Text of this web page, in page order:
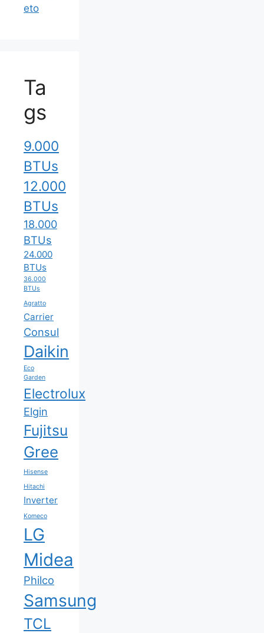
eto
Ta
gs
9.000
BTUs
12.000
BTUs
18.000
BTUs
24.000
BTUs
36.000
BTUs
Agratto
Carrier
Consul
Daikin
Eco
Garden
Electrolux
Elgin
Fujitsu
Gree
Hisense
Hitachi
Inverter
Komeco
LG
Midea
Philco
Samsung
TCL